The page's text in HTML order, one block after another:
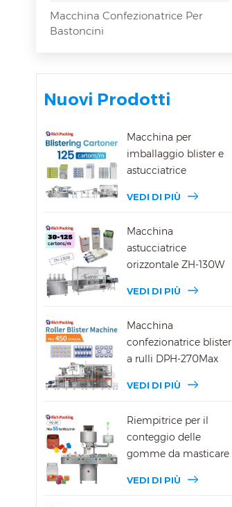
Macchina Confezionatrice Per
Bastoncini
Nuovi Prodotti
Macchina per
imballaggio blister e
astucciatrice
VEDI DI PIÙ
Macchina
astucciatrice
orizzontale ZH-130W
VEDI DI PIÙ
Macchina
confezionatrice blister
a rulli DPH-270Max
VEDI DI PIÙ
Riempitrice per il
conteggio delle
gomme da masticare
VEDI DI PIÙ